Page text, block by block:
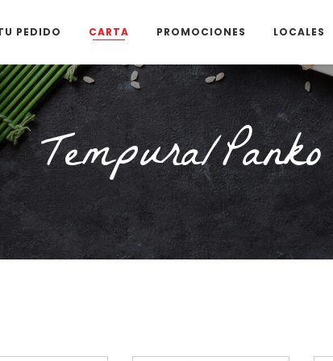
PEDIDO CARTA PROMOCIONES LOCALES
Tempura/Panko